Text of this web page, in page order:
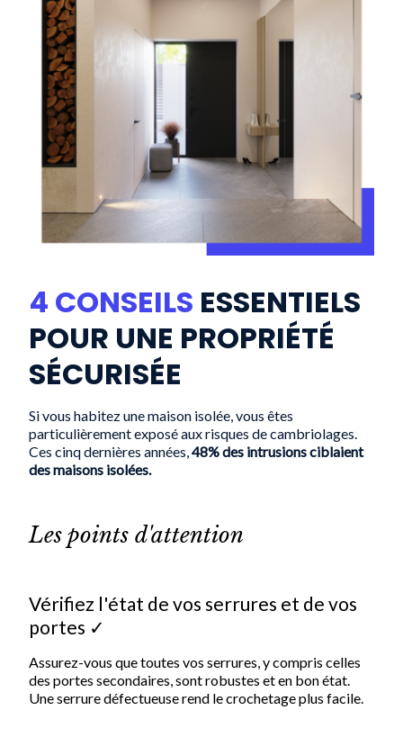
4 CONSEILS ESSENTIELS
POUR UNE PROPRIÉTÉ
SÉCURISÉE
Si vous habitez une maison isolée, vous êtes
particulièrement exposé aux risques de cambriolages.
Ces cinq dernières années,48% des intrusions ciblaient
des maisons isolées.
Les points d'attention
Vérifiez l'état de vos serrures et de vos
portes ✓
Assurez-vous que toutes vos serrures, y compris celles
des portes secondaires, sont robustes et en bon état.
Une serrure défectueuse rend le crochetage plus facile.